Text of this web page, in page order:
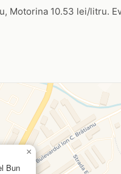
Motorina 10.53 lei/litru.
Bun
×